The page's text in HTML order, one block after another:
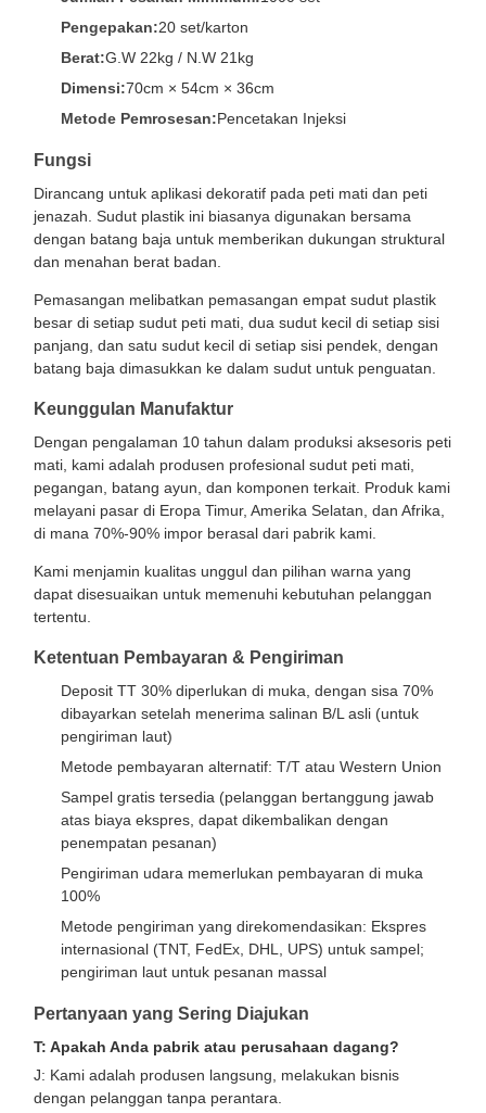
Pengepakan:20 set/karton
Berat:G.W 22kg / N.W 21kg
Dimensi:70cm × 54cm × 36cm
Metode Pemrosesan:Pencetakan Injeksi
Fungsi
Dirancang untuk aplikasi dekoratif pada peti mati dan peti
jenazah. Sudut plastik ini biasanya digunakan bersama
dengan batang baja untuk memberikan dukungan struktural
dan menahan berat badan.
Pemasangan melibatkan pemasangan empat sudut plastik
besar di setiap sudut peti mati, dua sudut kecil di setiap sisi
panjang, dan satu sudut kecil di setiap sisi pendek, dengan
batang baja dimasukkan ke dalam sudut untuk penguatan.
Keunggulan Manufaktur
Dengan pengalaman 10 tahun dalam produksi aksesoris peti
mati, kami adalah produsen profesional sudut peti mati,
pegangan, batang ayun, dan komponen terkait. Produk kami
melayani pasar di Eropa Timur, Amerika Selatan, dan Afrika,
di mana 70%-90% impor berasal dari pabrik kami.
Kami menjamin kualitas unggul dan pilihan warna yang
dapat disesuaikan untuk memenuhi kebutuhan pelanggan
tertentu.
Ketentuan Pembayaran & Pengiriman
Deposit TT 30% diperlukan di muka, dengan sisa 70%
dibayarkan setelah menerima salinan B/L asli (untuk
pengiriman laut)
Metode pembayaran alternatif: T/T atau Western Union
Sampel gratis tersedia (pelanggan bertanggung jawab
atas biaya ekspres, dapat dikembalikan dengan
penempatan pesanan)
Pengiriman udara memerlukan pembayaran di muka
100%
Metode pengiriman yang direkomendasikan: Ekspres
internasional (TNT, FedEx, DHL, UPS) untuk sampel;
pengiriman laut untuk pesanan massal
Pertanyaan yang Sering Diajukan
T: Apakah Anda pabrik atau perusahaan dagang?
J: Kami adalah produsen langsung, melakukan bisnis
dengan pelanggan tanpa perantara.